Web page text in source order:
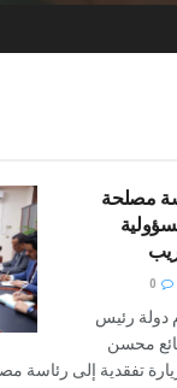
مصلحة
دولة رئيس
محسن
تفقدية إلى رئاسة